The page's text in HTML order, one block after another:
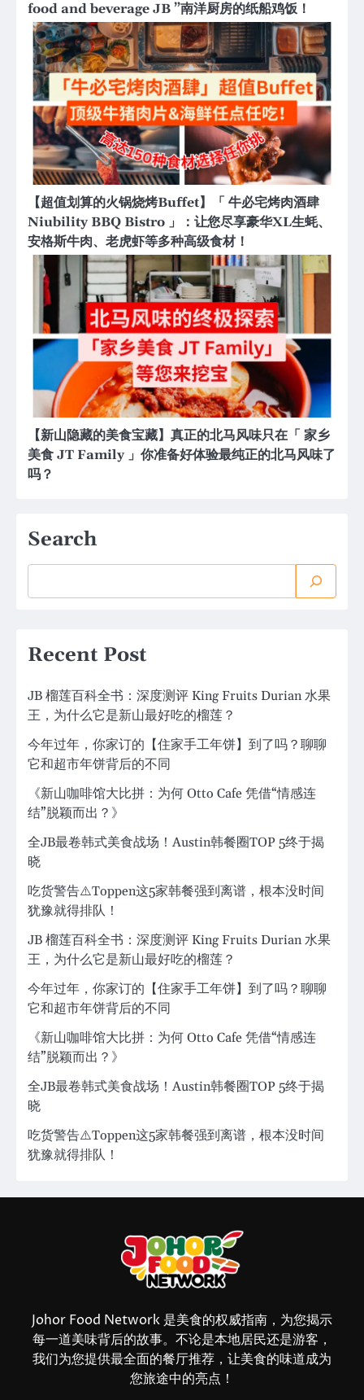
food and beverage JB ”南洋厨房的纸船鸡饭！
【超值划算的火锅烧烤Buffet】「 牛必宅烤肉酒肆
Niubility BBQ Bistro 」：让您尽享豪华XL生蚝、
安格斯牛肉、老虎虾等多种高级食材！
【新山隐藏的美食宝藏】真正的北马风味只在「 家乡
美食 JT Family 」你准备好体验最纯正的北马风味了
吗？
Search
Recent Post
JB 榴莲百科全书：深度测评 King Fruits Durian 水果
王，为什么它是新山最好吃的榴莲？
今年过年，你家订的【住家手工年饼】到了吗？聊聊
它和超市年饼背后的不同
《新山咖啡馆大比拼：为何 Otto Cafe 凭借“情感连
结”脱颖而出？》
全JB最卷韩式美食战场！Austin韩餐圈TOP 5终于揭
晓
吃货警告⚠️Toppen这5家韩餐强到离谱，根本没时间
犹豫就得排队！
JB 榴莲百科全书：深度测评 King Fruits Durian 水果
王，为什么它是新山最好吃的榴莲？
今年过年，你家订的【住家手工年饼】到了吗？聊聊
它和超市年饼背后的不同
《新山咖啡馆大比拼：为何 Otto Cafe 凭借“情感连
结”脱颖而出？》
全JB最卷韩式美食战场！Austin韩餐圈TOP 5终于揭
晓
吃货警告⚠️Toppen这5家韩餐强到离谱，根本没时间
犹豫就得排队！
Johor Food Network 是美食的权威指南，为您揭示
每一道美味背后的故事。不论是本地居民还是游客，
我们为您提供最全面的餐厅推荐，让美食的味道成为
您旅途中的亮点！